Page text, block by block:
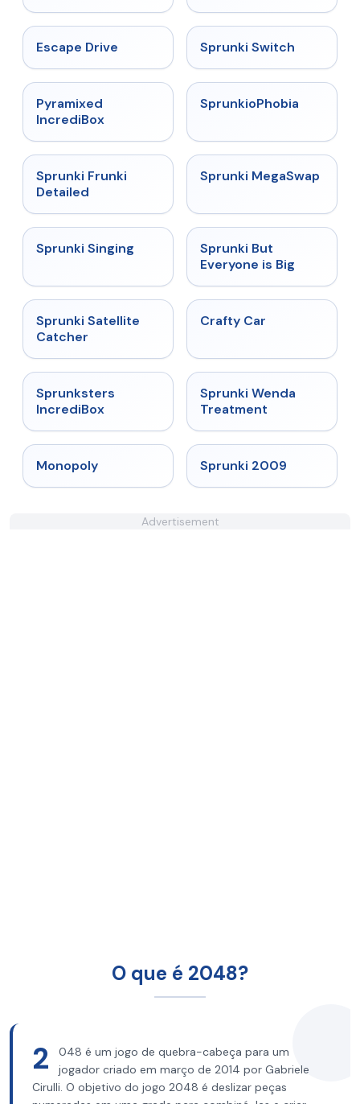
Escape Drive ★
Sprunki Switch
Pyramixed
IncrediBox
★
SprunkioPhobia
★
Sprunki Frunki
Detailed
★ 4.5
Sprunki MegaSwap
★
Sprunki Singing
Sprunki But
Everyone is Big
★ 4.4
Sprunki Satellite
Catcher
Crafty Car
Sprunksters
IncrediBox
★
Sprunki Wenda
Treatment
Monopoly Sprunki 2009
Advertisement
O que é 2048?
2
048 é um jogo de quebra-cabeça para um
jogador criado em março de 2014 por Gabriele
Cirulli. O objetivo do jogo 2048 é deslizar peças